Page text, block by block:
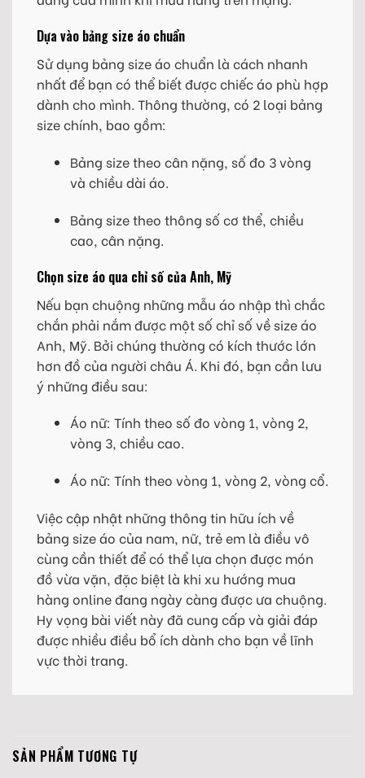
Dựa vào bảng size áo chuẩn
Sử dụng bảng size áo chuẩn là cách nhanh
nhất để bạn có thể biết được chiếc áo phù hợp
dành cho mình. Thông thường, có 2 loại bảng
size chính, bao gồm:
Bảng size theo cân nặng, số đo 3 vòng
và chiều dài áo.
Bảng size theo thông số cơ thể, chiều
cao, cân nặng.
Chọn size áo qua chỉ số của Anh, Mỹ
Nếu bạn chuộng những mẫu áo nhập thì chắc
chắn phải nắm được một số chỉ số về size áo
Anh, Mỹ. Bởi chúng thường có kích thước lớn
hơn đồ của người châu Á. Khi đó, bạn cần lưu
ý những điều sau:
Áo nữ: Tính theo số đo vòng 1, vòng 2,
vòng 3, chiều cao.
Áo nữ: Tính theo vòng 1, vòng 2, vòng cổ.
Việc cập nhật những thông tin hữu ích về
bảng size áo của nam, nữ, trẻ em là điều vô
cùng cần thiết để có thể lựa chọn được món
đồ vừa vặn, đặc biệt là khi xu hướng mua
hàng online đang ngày càng được ưa chuộng.
Hy vọng bài viết này đã cung cấp và giải đáp
được nhiều điều bổ ích dành cho bạn về lĩnh
vực thời trang.
SẢN PHẨM TƯƠNG TỰ